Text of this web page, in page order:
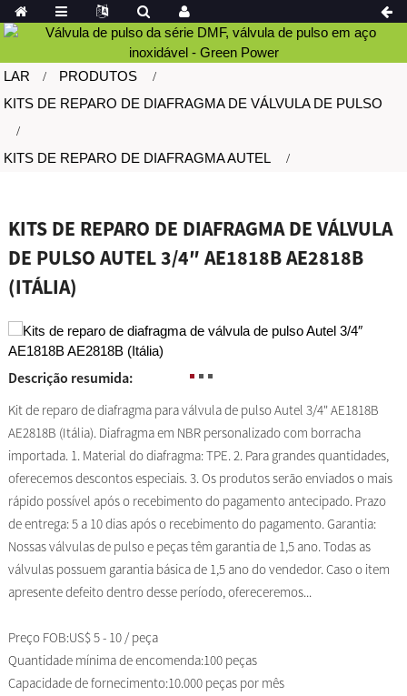
LAR
PRODUTOS
KITS DE REPARO DE DIAFRAGMA DE VÁLVULA DE PULSO
KITS DE REPARO DE DIAFRAGMA AUTEL
KITS DE REPARO DE DIAFRAGMA DE VÁLVULA
DE PULSO AUTEL 3/4″ AE1818B AE2818B
(ITÁLIA)
Descrição resumida:
Kit de reparo de diafragma para válvula de pulso Autel 3/4" AE1818B
AE2818B (Itália). Diafragma em NBR personalizado com borracha
importada. 1. Material do diafragma: TPE. 2. Para grandes quantidades,
oferecemos descontos especiais. 3. Os produtos serão enviados o mais
rápido possível após o recebimento do pagamento antecipado. Prazo
de entrega: 5 a 10 dias após o recebimento do pagamento. Garantia:
Nossas válvulas de pulso e peças têm garantia de 1,5 ano. Todas as
válvulas possuem garantia básica de 1,5 ano do vendedor. Caso o item
apresente defeito dentro desse período, ofereceremos...
Preço FOB:US$ 5 - 10 / peça
Quantidade mínima de encomenda:100 peças
Capacidade de fornecimento:10.000 peças por mês